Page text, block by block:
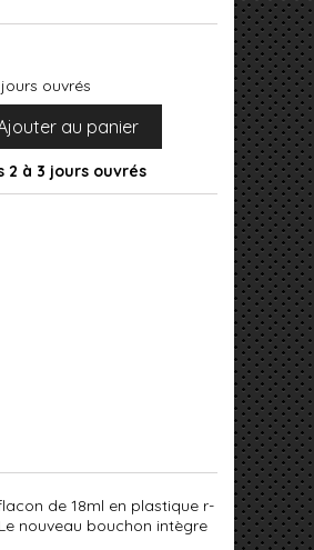
ouvrés
au panier
2 à 3 jours ouvrés
de 18ml en plastique r-
nouveau bouchon intègre